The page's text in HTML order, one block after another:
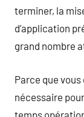
terminer, la
d’application
grand nombre
Parce que
nécessaire
temps